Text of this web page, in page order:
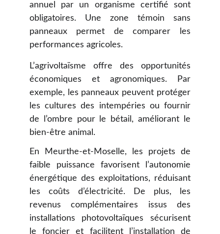
annuel par un organisme certifié sont
obligatoires. Une zone témoin sans
panneaux permet de comparer les
performances agricoles.
L’agrivoltaïsme offre des opportunités
économiques et agronomiques. Par
exemple, les panneaux peuvent protéger
les cultures des intempéries ou fournir
de l’ombre pour le bétail, améliorant le
bien-être animal.
En Meurthe-et-Moselle, les projets de
faible puissance favorisent l’autonomie
énergétique des exploitations, réduisant
les coûts d’électricité. De plus, les
revenus complémentaires issus des
installations photovoltaïques sécurisent
le foncier et facilitent l’installation de